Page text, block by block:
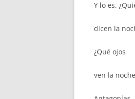
Y lo es.
dicen la
¿Qué ojos
ven la